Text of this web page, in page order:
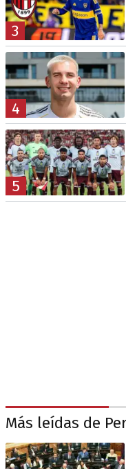
3
4
5
Más leídas de